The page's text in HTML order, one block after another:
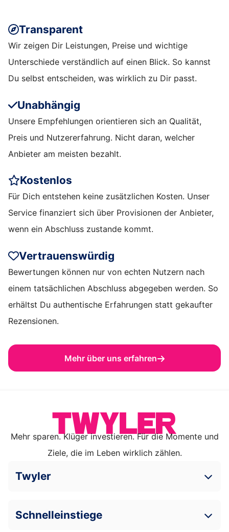
Transparent
Wir zeigen Dir Leistungen, Preise und wichtige
Unterschiede verständlich auf einen Blick. So kannst
Du selbst entscheiden, was wirklich zu Dir passt.
Unabhängig
Unsere Empfehlungen orientieren sich an Qualität,
Preis und Nutzererfahrung. Nicht daran, welcher
Anbieter am meisten bezahlt.
Kostenlos
Für Dich entstehen keine zusätzlichen Kosten. Unser
Service finanziert sich über Provisionen der Anbieter,
wenn ein Abschluss zustande kommt.
Vertrauenswürdig
Bewertungen können nur von echten Nutzern nach
einem tatsächlichen Abschluss abgegeben werden. So
erhältst Du authentische Erfahrungen statt gekaufter
Rezensionen.
Mehr über uns erfahren
Mehr sparen. Klüger investieren. Für die Momente und
Ziele, die im Leben wirklich zählen.
Twyler
Schnelleinstiege